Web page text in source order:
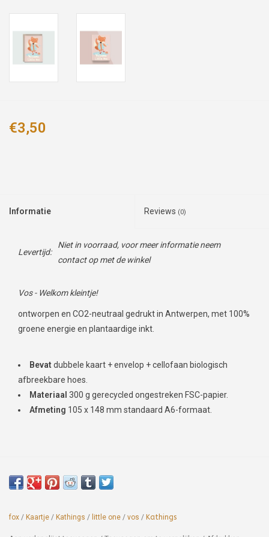
€3,50
Informatie Reviews (0)
Levertijd:
Niet in voorraad, voor meer informatie neem
contact op met de winkel
Vos - Welkom kleintje!
ontworpen en CO2-neutraal gedrukt in Antwerpen, met 100%
groene energie en plantaardige inkt.
Bevat dubbele kaart + envelop + cellofaan biologisch
afbreekbare hoes.
Materiaal 300 g gerecycled ongestreken FSC-papier.
Afmeting 105 x 148 mm standaard A6-formaat.
fox / Kaartje / Kathings / little one / vos / Kathings